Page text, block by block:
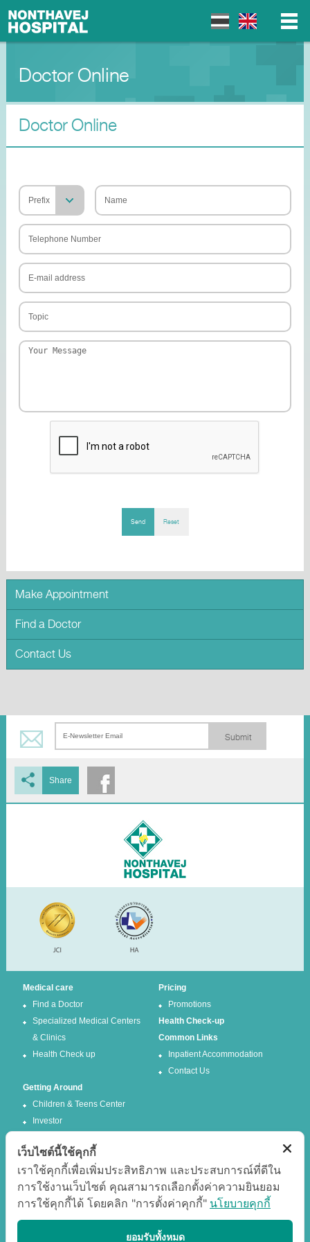
▼
Doctor Online
Doctor Online
Send Reset
Make Appointment
Find a Doctor
Contact Us
Submit
Share
Medical care
Find a Doctor
Specialized Medical Centers
& Clinics
Health Check up
Pricing
Promotions
Health Check-up
Common Links
Inpatient Accommodation
Contact Us
Getting Around
Children & Teens Center
Investor
Facebook Twitter
เว็บไซต์นี้ใช้คุกกี้
เราใช้คุกกี้เพื่อเพิ่มประสิทธิภาพ และประสบการณ์ที่ดีใน
การใช้งานเว็บไซต์ คุณสามารถเลือกตั้งค่าความยินยอม
การใช้คุกกี้ได้ โดยคลิก "การตั้งค่าคุกกี้" นโยบายคุกกี้
ยอมรับทั้งหมด